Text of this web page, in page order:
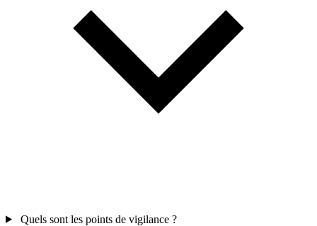
Quels sont les points de vigilance ?